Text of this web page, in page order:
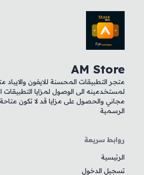
AM Store
متجر التطبيقات المحسنة للايفون والايباد
لمستخدمينه الى الوصول لمزايا
مجاني والحصول على مزايا قد لا تكون
الرسمية
روابط سريعة
الرئيسية
تسجيل الدخول